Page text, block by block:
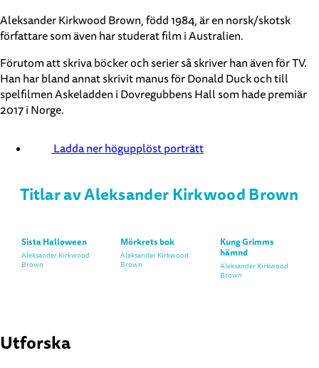
Aleksander Kirkwood Brown, född 1984, är en norsk/skotsk
författare som även har studerat film i Australien.
Förutom att skriva böcker och serier så skriver han även för TV.
Han har bland annat skrivit manus för Donald Duck och till
spelfilmen Askeladden i Dovregubbens Hall som hade premiär
2017 i Norge.
Ladda ner högupplöst porträtt
Titlar av Aleksander Kirkwood Brown
Sista Halloween
Aleksander Kirkwood
Brown
Mörkrets bok
Aleksander Kirkwood
Brown
Kung Grimms
hämnd
Aleksander Kirkwood
Brown
Utforska